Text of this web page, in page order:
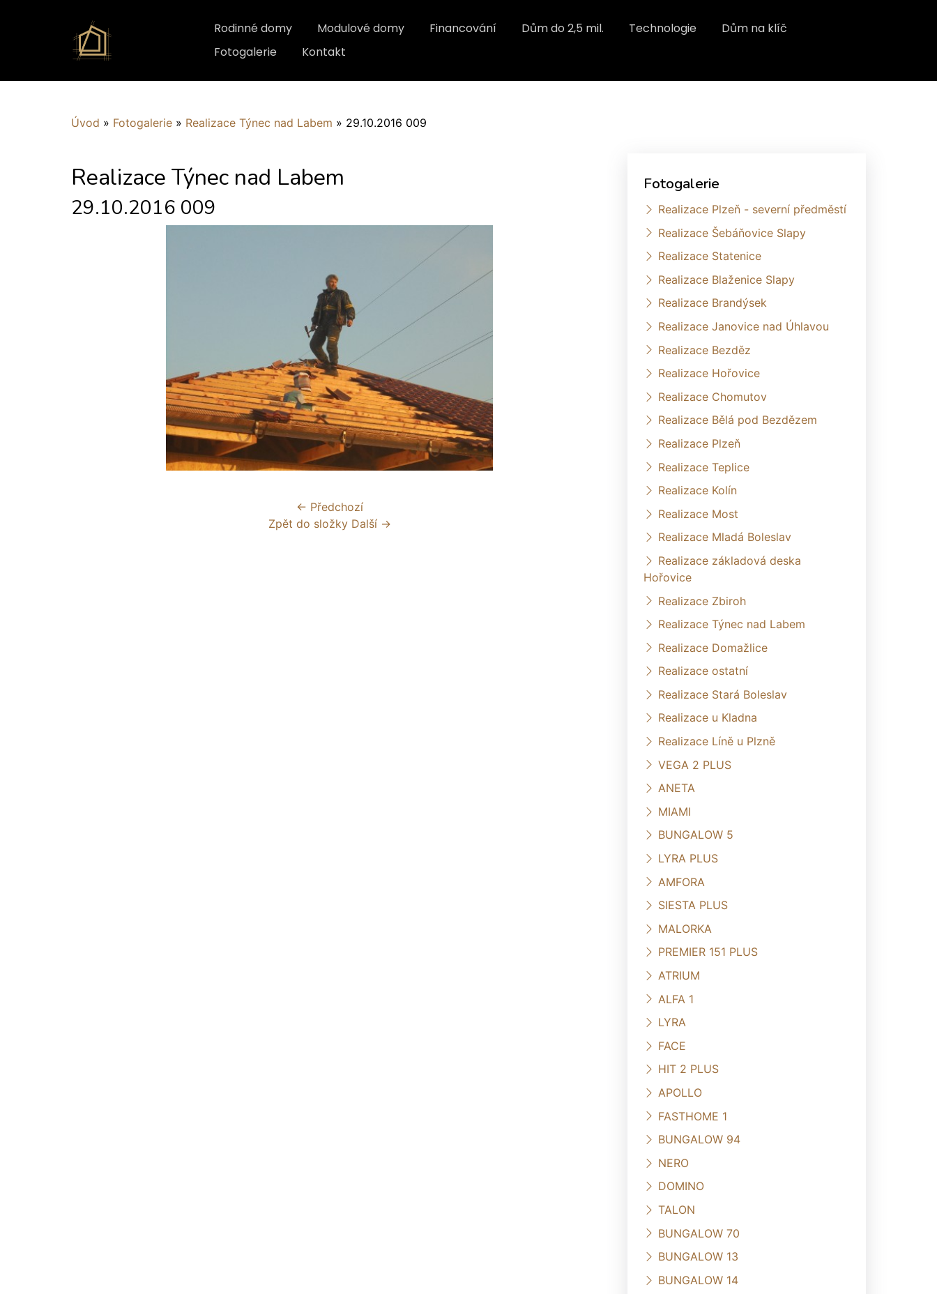
Rodinné domy Modulové domy Financování Dům do 2,5 mil. Technologie
Dům na klíč
Fotogalerie
Kontakt
Úvod » Fotogalerie » Realizace Týnec nad Labem » 29.10.2016 009
Realizace Týnec nad Labem
29.10.2016 009
← Předchozí
Zpět do složky Další →
Fotogalerie
Realizace Plzeň - severní předměstí
Realizace Šebáňovice Slapy
Realizace Statenice
Realizace Blaženice Slapy
Realizace Brandýsek
Realizace Janovice nad Úhlavou
Realizace Bezděz
Realizace Hořovice
Realizace Chomutov
Realizace Bělá pod Bezdězem
Realizace Plzeň
Realizace Teplice
Realizace Kolín
Realizace Most
Realizace Mladá Boleslav
Realizace základová deska
Hořovice
Realizace Zbiroh
Realizace Týnec nad Labem
Realizace Domažlice
Realizace ostatní
Realizace Stará Boleslav
Realizace u Kladna
Realizace Líně u Plzně
VEGA 2 PLUS
ANETA
MIAMI
BUNGALOW 5
LYRA PLUS
AMFORA
SIESTA PLUS
MALORKA
PREMIER 151 PLUS
ATRIUM
ALFA 1
LYRA
FACE
HIT 2 PLUS
APOLLO
FASTHOME 1
BUNGALOW 94
NERO
DOMINO
TALON
BUNGALOW 70
BUNGALOW 13
BUNGALOW 14